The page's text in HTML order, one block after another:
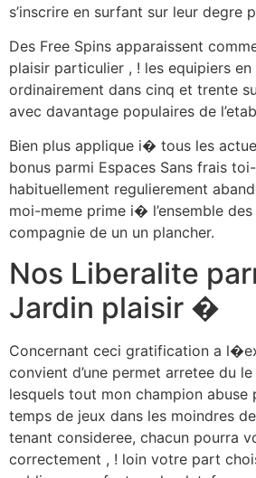
s’inscrire en surfant sur leur degre
Des Free Spins apparaissent
plaisir particulier , ! les equipiers
ordinairement dans cinq et trente
avec davantage populaires de
Bien plus applique i� tous les
bonus parmi Espaces Sans frais
habituellement regulierement
moi-meme prime i� l’ensemble
compagnie de un un plancher.
Nos Liberalite
Jardin plaisir �
Concernant ceci gratification a
convient d’une permet arretee du
lesquels tout mon champion abuse
temps de jeux dans les moindres
tenant consideree, chacun pourra
correctement , ! loin votre part